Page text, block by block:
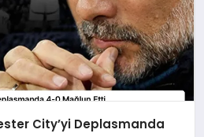
City’yi Deplasmanda